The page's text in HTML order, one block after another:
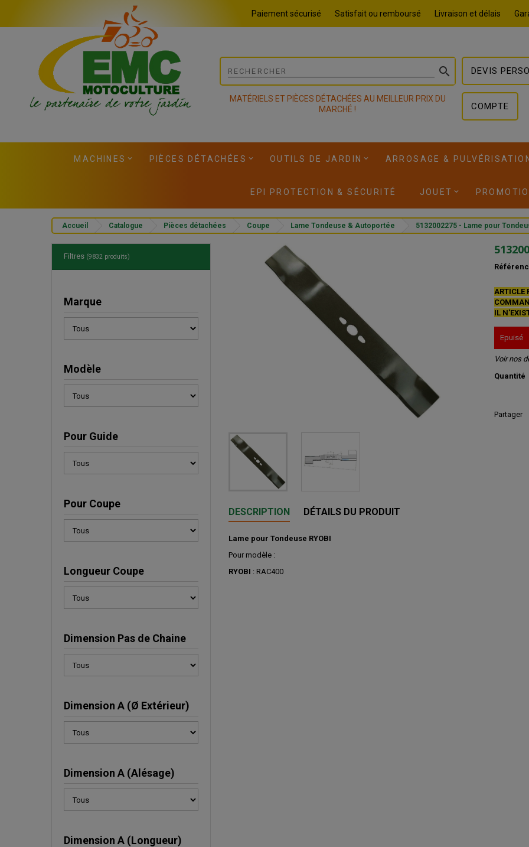
Paiement sécurisé Satisfait ou remboursé Livraison et délais

MATÉRIELS ET PIÈCES DÉTACHÉES AU MEILLEUR PRIX DU
MARCHÉ !
DEVIS
COMPTE
MACHINES PIÈCES DÉTACHÉES OUTILS DE JARDIN ARROSAGE &
EPI PROTECTION & SÉCURITÉ JOUET
Accueil Catalogue Pièces détachées Coupe Lame Tondeuse & Autoportée 5132002275 - Lame pour
Filtres (9832 produits)
Marque
Modèle
Pour Guide
Pour Coupe
Longueur Coupe
Dimension Pas de Chaine
Dimension A (Ø Extérieur)
Dimension A (Alésage)
Dimension A (Longueur)
ARTICLE
IL
Epuisé
Voir nos
Quantité
Partager
DESCRIPTION DÉTAILS DU PRODUIT
Lame pour Tondeuse RYOBI
Pour modèle :
RYOBI : RAC400